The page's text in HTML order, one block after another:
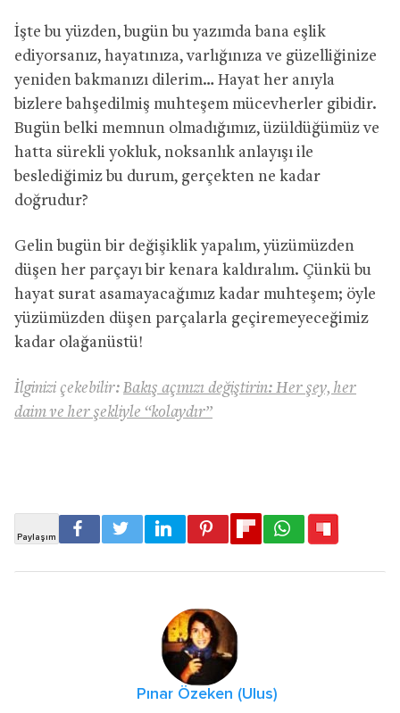
İşte bu yüzden, bugün bu yazımda bana eşlik
ediyorsanız, hayatınıza, varlığınıza ve güzelliğinize
yeniden bakmanızı dilerim… Hayat her anıyla
bizlere bahşedilmiş muhteşem mücevherler gibidir.
Bugün belki memnun olmadığımız, üzüldüğümüz ve
hatta sürekli yokluk, noksanlık anlayışı ile
beslediğimiz bu durum, gerçekten ne kadar
doğrudur?
Gelin bugün bir değişiklik yapalım, yüzümüzden
düşen her parçayı bir kenara kaldıralım. Çünkü bu
hayat surat asamayacağımız kadar muhteşem; öyle
yüzümüzden düşen parçalarla geçiremeyeceğimiz
kadar olağanüstü!
İlginizi çekebilir: Bakış açınızı değiştirin: Her şey, her
daim ve her şekliyle “kolaydır”
Pınar Özeken (Ulus)